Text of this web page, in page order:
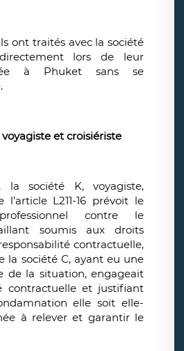
ont traités avec la société
lors de leur
à Phuket sans se
et croisiériste
la société K, voyagiste,
L211-16 prévoit le
contre le
soumis aux droits
contractuelle,
la société C, ayant eu une
de la situation, engageait
contractuelle et justifiant
elle soit elle-
à relever et garantir le